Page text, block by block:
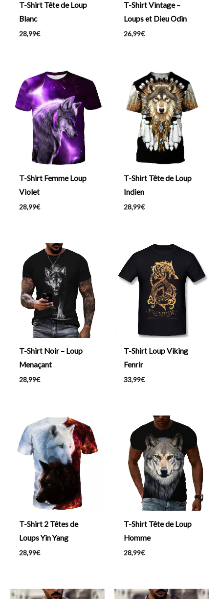
T-Shirt Tête de Loup
Blanc
28,99€
T-Shirt Vintage –
Loups et Dieu Odin
26,99€
T-Shirt Femme Loup
Violet
28,99€
T-Shirt Tête de Loup
Indien
28,99€
T-Shirt Noir – Loup
Menaçant
28,99€
T-Shirt Loup Viking
Fenrir
33,99€
T-Shirt 2 Têtes de
Loups Yin Yang
28,99€
T-Shirt Tête de Loup
Homme
28,99€